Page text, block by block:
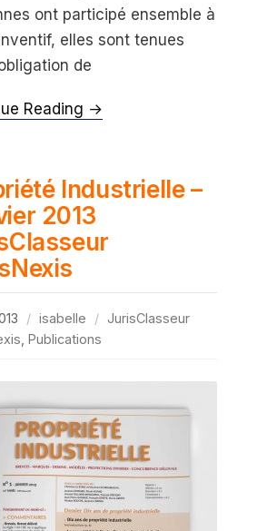
ont participé ensemble à
inventif, elles sont tenues
de
Reading →
Industrielle –
2013
isabelle
JurisClasseur
Publications